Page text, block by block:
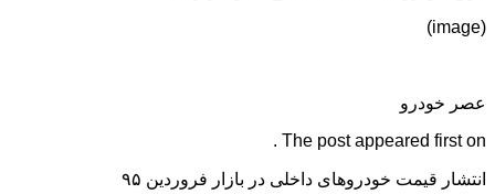
(image)
عصر خودرو
The post appeared first on .
انتشار قیمت خودروهای داخلی در بازار فروردین ۹۵